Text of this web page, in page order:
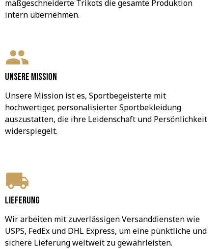
maßgeschneiderte Trikots die gesamte Produktion
intern übernehmen.
Unsere Mission
Unsere Mission ist es, Sportbegeisterte mit
hochwertiger, personalisierter Sportbekleidung
auszustatten, die ihre Leidenschaft und Persönlichkeit
widerspiegelt.
Lieferung
Wir arbeiten mit zuverlässigen Versanddiensten wie
USPS, FedEx und DHL Express, um eine pünktliche und
sichere Lieferung weltweit zu gewährleisten.